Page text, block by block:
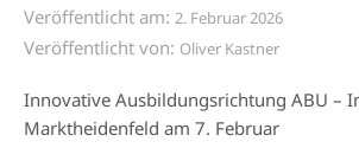
Veröffentlicht am: 2. Februar 2026
Veröffentlicht von: Oliver Kastner
Innovative Ausbildungsrichtung ABU –
Marktheidenfeld am 7. Februar